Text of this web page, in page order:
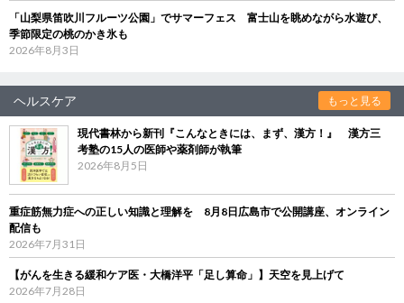
「山梨県笛吹川フルーツ公園」でサマーフェス 富士山を眺めながら水遊び、
季節限定の桃のかき氷も
2026年8月3日
ヘルスケア もっと見る
現代書林から新刊『こんなときには、まず、漢方！』 漢方三
考塾の15人の医師や薬剤師が執筆
2026年8月5日
重症筋無力症への正しい知識と理解を 8月8日広島市で公開講座、オンライン
配信も
2026年7月31日
【がんを生きる緩和ケア医・大橋洋平「足し算命」】天空を見上げて
2026年7月28日